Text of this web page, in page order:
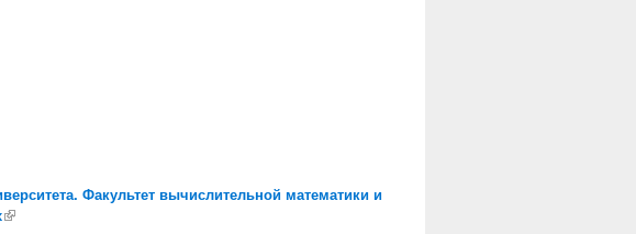
Факультет вычислительной математики и
(внешняя ссылка)